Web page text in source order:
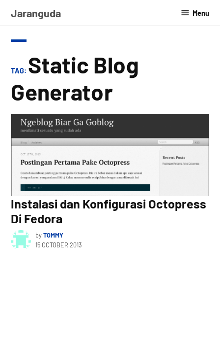
Jaranguda Menu
TAG: Static Blog
Generator
Instalasi dan Konfigurasi Octopress
Di Fedora
byTOMMY
15 OCTOBER 2013